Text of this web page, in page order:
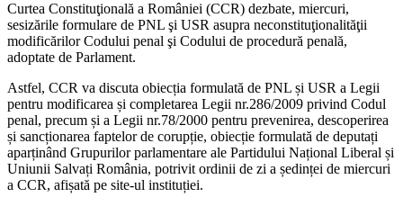
Curtea Constituţională a României (CCR) dezbate, miercuri,
sesizările formulare de PNL şi USR asupra neconstituţionalităţii
modificărilor Codului penal şi Codului de procedură penală,
adoptate de Parlament.
Astfel, CCR va discuta obiecția formulată de PNL și USR a Legii
pentru modificarea și completarea Legii nr.286/2009 privind Codul
penal, precum și a Legii nr.78/2000 pentru prevenirea, descoperirea
și sancționarea faptelor de corupție, obiecție formulată de deputați
aparținând Grupurilor parlamentare ale Partidului Național Liberal și
Uniunii Salvați România, potrivit ordinii de zi a ședinței de miercuri
a CCR, afișată pe site-ul instituției.